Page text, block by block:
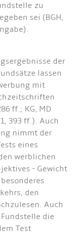
zu
sei (BGH,
der
lassen
mit
ff.; KG, MD
393 ff.). Auch
nimmt der
eines
werblichen
- Gewicht
den
Auch
die
Test